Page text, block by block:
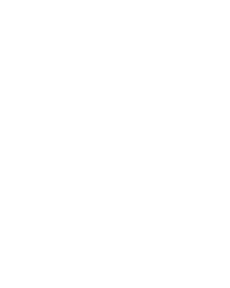
間は出荷製品に未対応品が
い限り、2022年1月12日よ